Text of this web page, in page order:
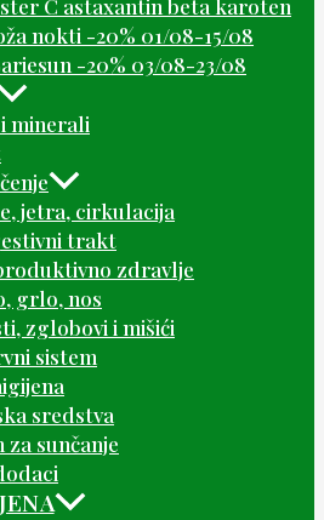
C astaxantin beta karoten
nokti -20% 01/08-15/08
-20% 03/08-23/08
minerali
jetra, cirkulacija
trakt
zdravlje
grlo, nos
zglobovi i mišići
sistem
sredstva
sunčanje